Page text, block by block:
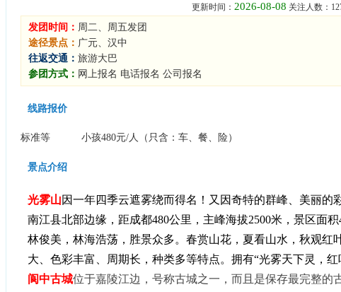
更新时间： 2026-08-08 关注人数：
发团时间： 周二、周五发团
途径景点： 广元、汉中
往返交通： 旅游大巴
参团方式： 网上报名 电话报名 公司报名
线路报价
标准等 小孩480元/人（只含：车、餐、险）
景点介绍
光雾山因一年四季云遮雾绕而得名！又因奇特的群峰、美丽的
南江县北部边缘，距成都480公里，主峰海拔2500米，景区面
林俊美，林海浩荡，胜景众多。春赏山花，夏看山水，秋观红
大、色彩丰富、周期长，种类多等特点。拥有“光雾天下灵，红
阆中古城位于嘉陵江边，号称古城之一，而且是保存最完整的